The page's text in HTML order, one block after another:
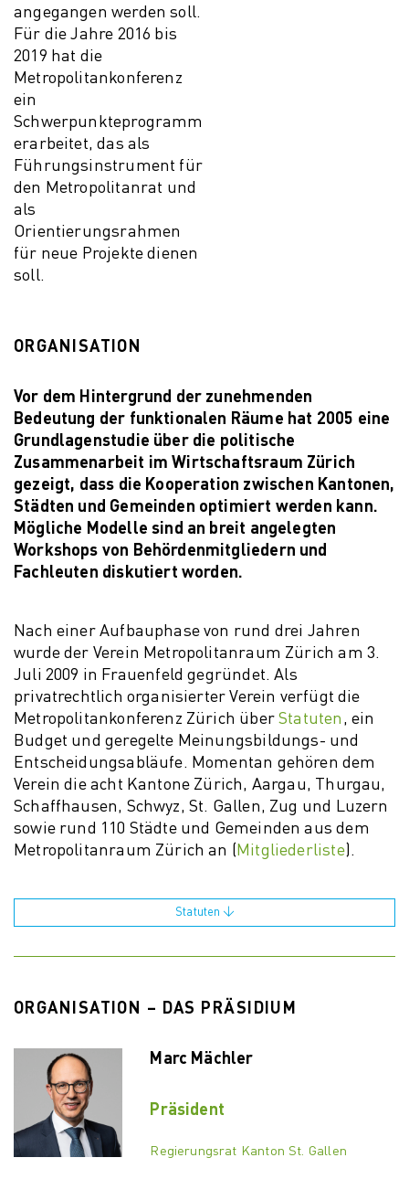
angegangen werden soll.
Für die Jahre 2016 bis
2019 hat die
Metropolitankonferenz
ein
Schwerpunkteprogramm
erarbeitet, das als
Führungsinstrument für
den Metropolitanrat und
als
Orientierungsrahmen
für neue Projekte dienen
soll.
ORGANISATION
Vor dem Hintergrund der zunehmenden
Bedeutung der funktionalen Räume hat 2005 eine
Grundlagenstudie über die politische
Zusammenarbeit im Wirtschaftsraum Zürich
gezeigt, dass die Kooperation zwischen Kantonen,
Städten und Gemeinden optimiert werden kann.
Mögliche Modelle sind an breit angelegten
Workshops von Behördenmitgliedern und
Fachleuten diskutiert worden.
Nach einer Aufbauphase von rund drei Jahren
wurde der Verein Metropolitanraum Zürich am 3.
Juli 2009 in Frauenfeld gegründet. Als
privatrechtlich organisierter Verein verfügt die
Metropolitankonferenz Zürich überStatuten , ein
Budget und geregelte Meinungsbildungs- und
Entscheidungsabläufe. Momentan gehören dem
Verein die acht Kantone Zürich, Aargau, Thurgau,
Schaffhausen, Schwyz, St. Gallen, Zug und Luzern
sowie rund 110 Städte und Gemeinden aus dem
Metropolitanraum Zürich an ( Mitgliederliste).
Statuten
ORGANISATION – DAS PRÄSIDIUM
Marc Mächler
Präsident
Regierungsrat Kanton St. Gallen